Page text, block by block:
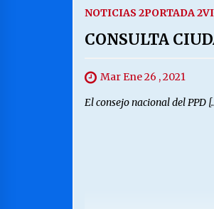
NOTICIAS 2PORTADA 2
CONSULTA
Mar Ene 26 , 2021
El consejo nacional del PPD